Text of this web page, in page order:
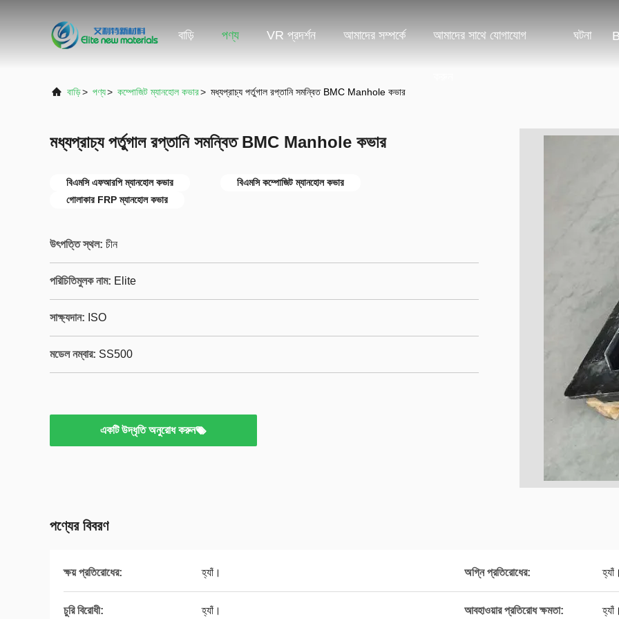
বাড়ি পণ্য VR প্রদর্শন আমাদের সম্পর্কে আমাদের সাথে যোগাযোগ ঘটনা
বাড়ি> পণ্য> কম্পোজিট ম্যানহোল কভার> মধ্যপ্রাচ্য পর্তুগাল রপ্তানি সমন্বিত BMC Manhole কভার
মধ্যপ্রাচ্য পর্তুগাল রপ্তানি সমন্বিত BMC Manhole কভার
বিএমসি এফআরপি ম্যানহোল কভার
বিএমসি কম্পোজিট ম্যানহোল কভার
গোলাকার FRP ম্যানহোল কভার
উৎপত্তি স্থল: চীন
পরিচিতিমুলক নাম: Elite
সাক্ষ্যদান: ISO
মডেল নম্বার: SS500
একটি উদ্ধৃতি অনুরোধ করুন
পণ্যের বিবরণ
ক্ষয় প্রতিরোধের: হ্যাঁ। অগ্নি প্রতিরোধের:
চুরি বিরোধী: হ্যাঁ। আবহাওয়ার প্রতিরোধ ক্ষমতা: